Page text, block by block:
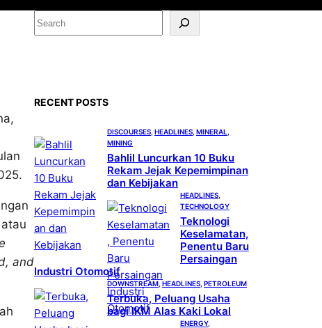
and
S
e
RECENT POSTS
DISCOURSES HEADLINES MINERAL
MINING
Bahlil Luncurkan 10 Buku
Rekam Jejak Kepemimpinan
dan Kebijakan
HEADLINES
TECHNOLOGY
Teknologi
Keselamatan,
Penentu Baru
Persaingan
Industri Otomotif
DOWNSTREAM HEADLINES PETROLEUM
Terbuka, Peluang Usaha
bagi IKM Alas Kaki Lokal
ENERGY